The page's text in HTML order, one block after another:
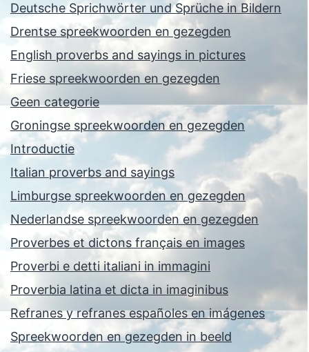
Deutsche Sprichwörter und Sprüche in Bildern
Drentse spreekwoorden en gezegden
English proverbs and sayings in pictures
Friese spreekwoorden en gezegden
Geen categorie
Groningse spreekwoorden en gezegden
Introductie
Italian proverbs and sayings
Limburgse spreekwoorden en gezegden
Nederlandse spreekwoorden en gezegden
Proverbes et dictons français en images
Proverbi e detti italiani in immagini
Proverbia latina et dicta in imaginibus
Refranes y refranes españoles en imágenes
Spreekwoorden en gezegden in beeld